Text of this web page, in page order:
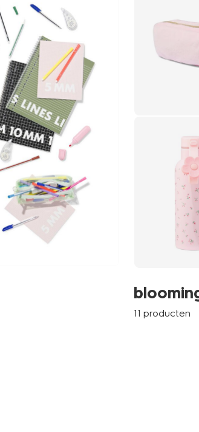
11 producten